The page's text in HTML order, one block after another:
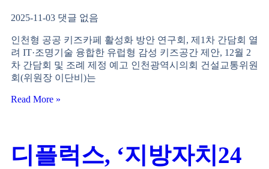
2025-11-03 댓글 없음
인천형 공공 키즈카페 활성화 방안 연구회, 제1차 간담회 열
려 IT·조명기술 융합한 유럽형 감성 키즈공간 제안, 12월 2
차 간담회 및 조례 제정 예고 인천광역시의회 건설교통위원
회(위원장 이단비)는
Read More »
디플럭스, ‘지방자치24